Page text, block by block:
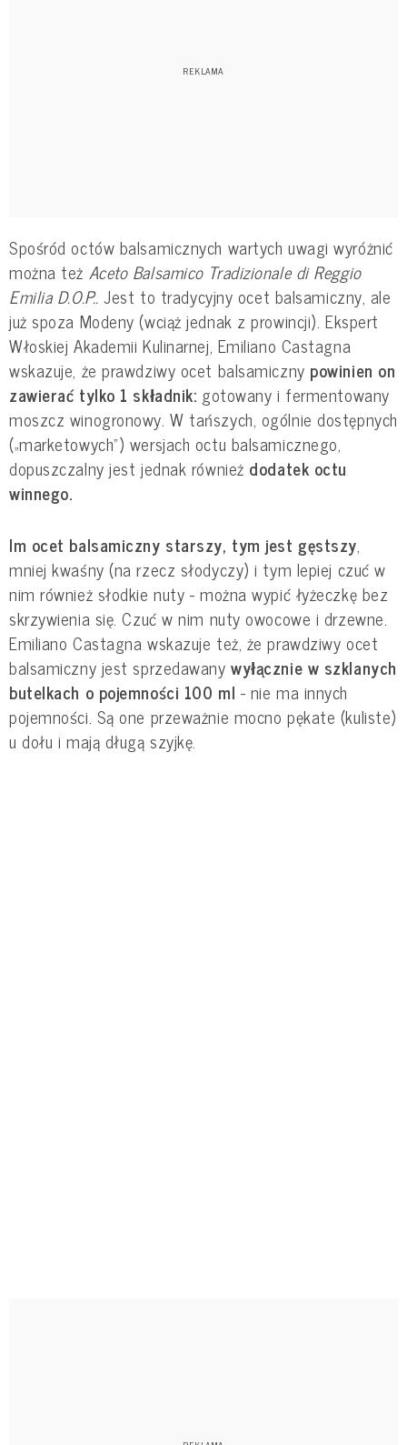
Spośród octów balsamicznych wartych uwagi wyróżnić
można też Aceto Balsamico Tradizionale di Reggio
Emilia D.O.P..Jest to tradycyjny ocet balsamiczny, ale
już spoza Modeny (wciąż jednak z prowincji). Ekspert
Włoskiej Akademii Kulinarnej, Emiliano Castagna
wskazuje, że prawdziwy ocet balsamiczny powinien on
zawierać tylko 1 składnik: gotowany i fermentowany
moszcz winogronowy. W tańszych, ogólnie dostępnych
(„marketowych”) wersjach octu balsamicznego,
dopuszczalny jest jednak również dodatek octu
winnego.
Im ocet balsamiczny starszy, tym jest gęstszy,
mniej kwaśny (na rzecz słodyczy) i tym lepiej czuć w
nim również słodkie nuty - można wypić łyżeczkę bez
skrzywienia się. Czuć w nim nuty owocowe i drzewne.
Emiliano Castagna wskazuje też, że prawdziwy ocet
balsamiczny jest sprzedawanywyłącznie w szklanych
butelkach o pojemności 100 ml - nie ma innych
pojemności. Są one przeważnie mocno pękate (kuliste)
u dołu i mają długą szyjkę.